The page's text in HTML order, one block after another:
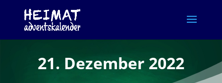
21. Dezember 2022